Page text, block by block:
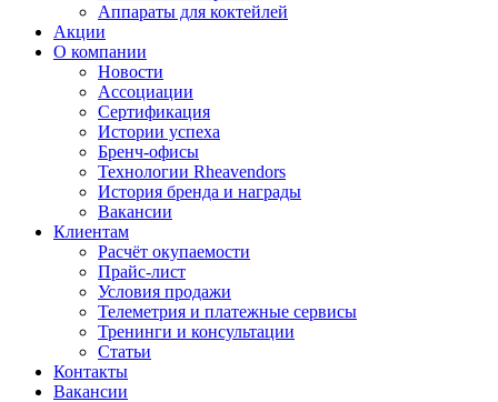
Аппараты для коктейлей
Акции
О компании
Новости
Ассоциации
Сертификация
Истории успеха
Бренч-офисы
Технологии Rheavendors
История бренда и награды
Вакансии
Клиентам
Расчёт окупаемости
Прайс-лист
Условия продажи
Телеметрия и платежные сервисы
Тренинги и консультации
Статьи
Контакты
Вакансии